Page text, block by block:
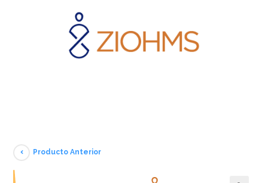
Producto Anterior